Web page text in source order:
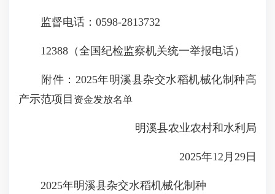
监督电话：0598-2813732
12388（全国纪检监察机关统一举报电话）
附件：2025年明溪县杂交水稻机械化制种高
产示范项目 资金发放名单
明溪县农业农村和水利局
2025年12月29日
2025年明溪县杂交水稻机械化制种